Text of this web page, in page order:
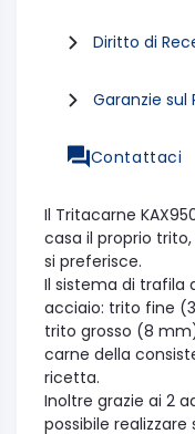
Diritto di
Garanzie sul
Contattaci
Il Tritacarne
casa il proprio
si preferisce.
Il sistema di trafila
acciaio: trito fine
trito grosso (8
carne della
ricetta.
Inoltre grazie ai 2
possibile